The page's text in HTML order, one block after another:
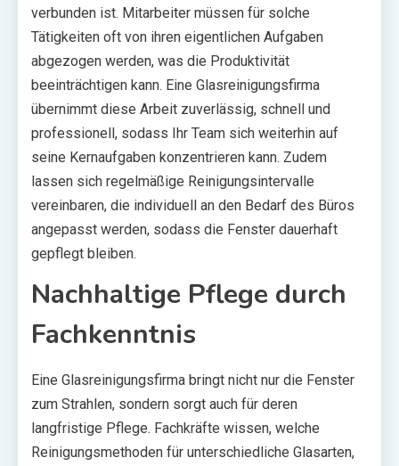
verbunden ist. Mitarbeiter müssen für solche
Tätigkeiten oft von ihren eigentlichen Aufgaben
abgezogen werden, was die Produktivität
beeinträchtigen kann. Eine Glasreinigungsfirma
übernimmt diese Arbeit zuverlässig, schnell und
professionell, sodass Ihr Team sich weiterhin auf
seine Kernaufgaben konzentrieren kann. Zudem
lassen sich regelmäßige Reinigungsintervalle
vereinbaren, die individuell an den Bedarf des Büros
angepasst werden, sodass die Fenster dauerhaft
gepflegt bleiben.
Nachhaltige Pflege durch
Fachkenntnis
Eine Glasreinigungsfirma bringt nicht nur die Fenster
zum Strahlen, sondern sorgt auch für deren
langfristige Pflege. Fachkräfte wissen, welche
Reinigungsmethoden für unterschiedliche Glasarten,